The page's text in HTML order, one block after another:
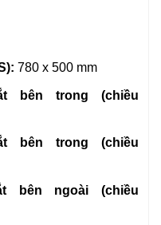
780 x 500 mm
bên trong (chiều
bên trong (chiều
bên ngoài (chiều